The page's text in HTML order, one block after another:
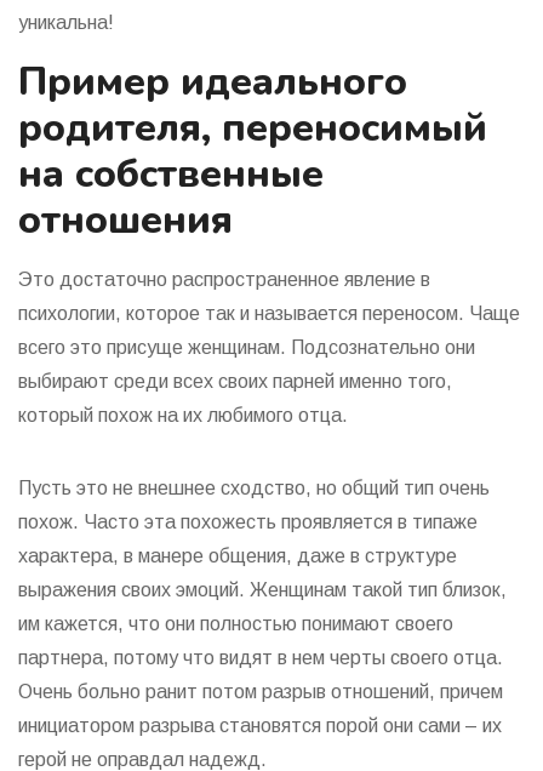
уникальна!
Пример идеального
родителя, переносимый
на собственные
отношения
Это достаточно распространенное явление в
психологии, которое так и называется переносом. Чаще
всего это присуще женщинам. Подсознательно они
выбирают среди всех своих парней именно того,
который похож на их любимого отца.
Пусть это не внешнее сходство, но общий тип очень
похож. Часто эта похожесть проявляется в типаже
характера, в манере общения, даже в структуре
выражения своих эмоций. Женщинам такой тип близок,
им кажется, что они полностью понимают своего
партнера, потому что видят в нем черты своего отца.
Очень больно ранит потом разрыв отношений, причем
инициатором разрыва становятся порой они сами – их
герой не оправдал надежд.